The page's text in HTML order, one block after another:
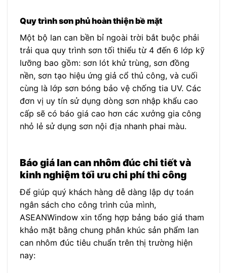
Quy trình sơn phủ hoàn thiện bề mặt
Một bộ lan can bền bỉ ngoài trời bắt buộc phải
trải qua quy trình sơn tối thiểu từ 4 đến 6 lớp kỹ
lưỡng bao gồm: sơn lót khử trùng, sơn đồng
nền, sơn tạo hiệu ứng giả cổ thủ công, và cuối
cùng là lớp sơn bóng bảo vệ chống tia UV. Các
đơn vị uy tín sử dụng dòng sơn nhập khẩu cao
cấp sẽ có báo giá cao hơn các xưởng gia công
nhỏ lẻ sử dụng sơn nội địa nhanh phai màu.
Báo giá lan can nhôm đúc chi tiết và
kinh nghiệm tối ưu chi phí thi công
Để giúp quý khách hàng dễ dàng lập dự toán
ngân sách cho công trình của mình,
ASEANWindow xin tổng hợp bảng báo giá tham
khảo mặt bằng chung phân khúc sản phẩm lan
can nhôm đúc tiêu chuẩn trên thị trường hiện
nay: